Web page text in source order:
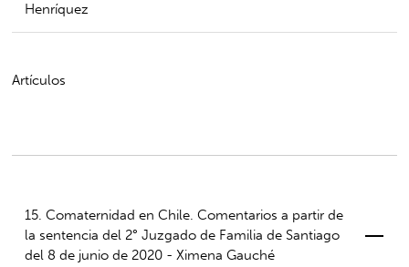
Henríquez
Artículos
15. Comaternidad en Chile. Comentarios a partir de
la sentencia del 2° Juzgado de Familia de Santiago
del 8 de junio de 2020 - Ximena Gauché